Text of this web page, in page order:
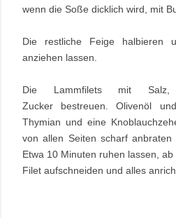
wenn die Soße dicklich wird, mit
Die restliche Feige halbieren
anziehen lassen.
Die Lammfilets mit
Zucker bestreuen. Olivenöl
Thymian und eine
von allen Seiten scharf
Etwa 10 Minuten ruhen lassen,
Filet aufschneiden und alles